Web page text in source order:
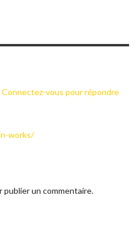
Connectez-vous pour répondre
works/
publier un commentaire.